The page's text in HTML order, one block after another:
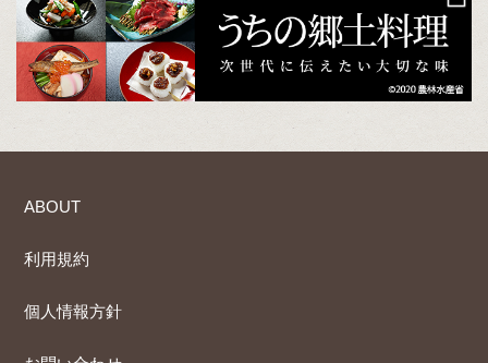
ABOUT
利用規約
個人情報方針